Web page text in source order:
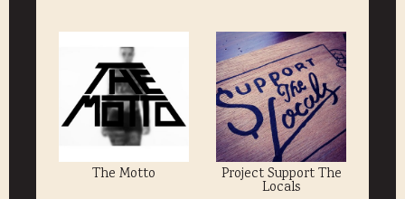
The Motto Project Support The
Locals